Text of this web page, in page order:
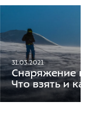
31.03.2021
Снаряжение
Что взять и